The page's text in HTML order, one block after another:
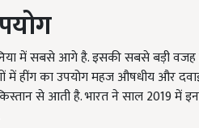
में सबसे आगे है. इसकी सबसे बड़ी वजह
में हींग का उपयोग महज औषधीय और
से आती है. भारत ने साल 2019 में